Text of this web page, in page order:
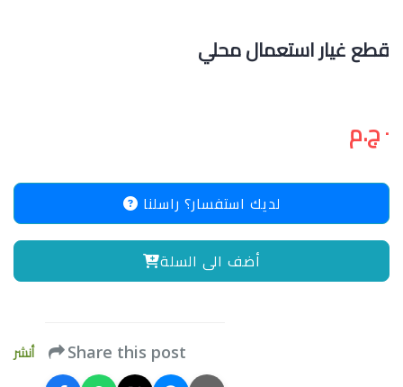
قطع غيار استعمال محلي
٠ ج.م
لديك استفسار؟ راسلنا
أضف الى السلة
أنشر Share this post